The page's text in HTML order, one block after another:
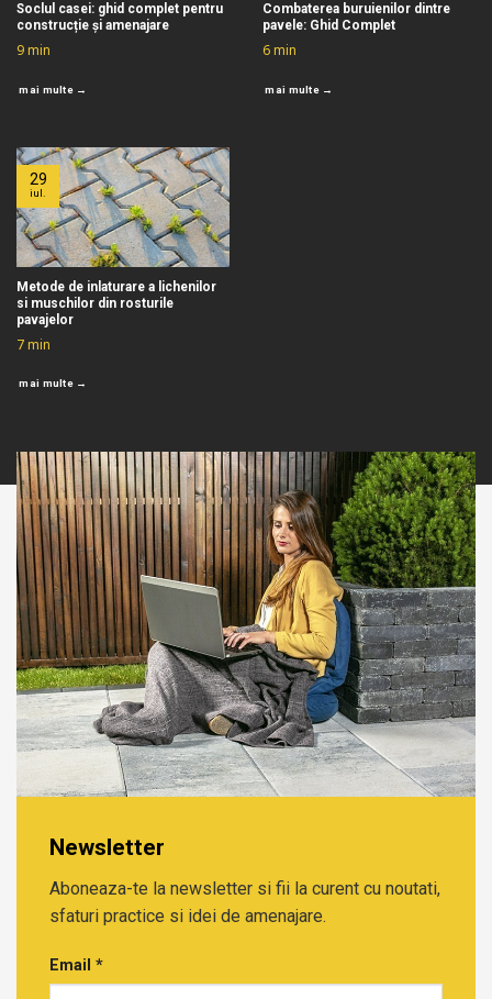
Soclul casei: ghid complet pentru
construcție și amenajare
9min
mai multe →
Combaterea buruienilor dintre
pavele: Ghid Complet
6min
mai multe →
Metode de inlaturare a lichenilor
si muschilor din rosturile
pavajelor
7min
mai multe →
29
iul.
Newsletter
Aboneaza-te la newsletter si fii la curent cu noutati,
sfaturi practice si idei de amenajare.
Email *